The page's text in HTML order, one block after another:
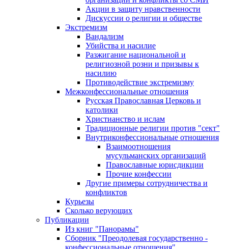
Акции в защиту нравственности
Дискуссии о религии и обществе
Экстремизм
Вандализм
Убийства и насилие
Разжигание национальной и
религиозной розни и призывы к
насилию
Противодействие экстремизму
Межконфессиональные отношения
Русская Православная Церковь и
католики
Христианство и ислам
Традиционные религии против "сект"
Внутриконфессиональные отношения
Взаимоотношения
мусульманских организаций
Православные юрисдикции
Прочие конфессии
Другие примеры сотрудничества и
конфликтов
Курьезы
Сколько верующих
Публикации
Из книг "Панорамы"
Сборник "Преодолевая государственно -
конфессиональные отношения"